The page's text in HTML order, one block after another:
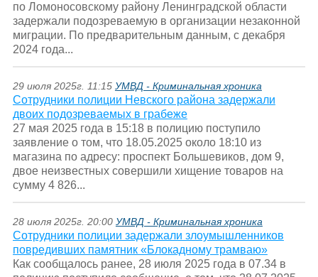
по Ломоносовскому району Ленинградской области
задержали подозреваемую в организации незаконной
миграции. По предварительным данным, с декабря
2024 года...
29 июля 2025г. 11:15 УМВД - Криминальная хроника
Сотрудники полиции Невского района задержали
двоих подозреваемых в грабеже
27 мая 2025 года в 15:18 в полицию поступило
заявление о том, что 18.05.2025 около 18:10 из
магазина по адресу: проспект Большевиков, дом 9,
двое неизвестных совершили хищение товаров на
сумму 4 826...
28 июля 2025г. 20:00 УМВД - Криминальная хроника
Сотрудники полиции задержали злоумышленников
повредивших памятник «Блокадному трамваю»
Как сообщалось ранее, 28 июля 2025 года в 07.34 в